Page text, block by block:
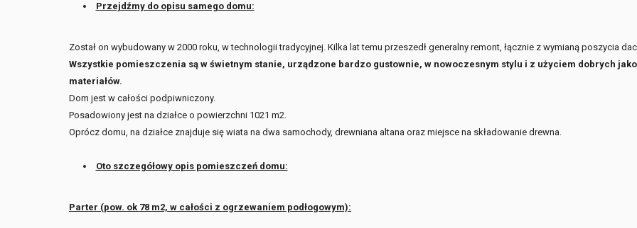
Przejdźmy do opisu samego domu:
Został on wybudowany w 2000 roku, w technologii tradycyjnej. Kilka lat temu przeszedł generalny remont, łącznie z wymianą poszycia
Wszystkie pomieszczenia są w świetnym stanie, urządzone bardzo gustownie, w nowoczesnym stylu i z użyciem dobrych
materiałów.
Dom jest w całości podpiwniczony.
Posadowiony jest na działce o powierzchni 1021 m2.
Oprócz domu, na działce znajduje się wiata na dwa samochody, drewniana altana oraz miejsce na składowanie drewna.
Oto szczegółowy opis pomieszczeń domu:
Parter (pow. ok 78 m2, w całości z ogrzewaniem podłogowym):